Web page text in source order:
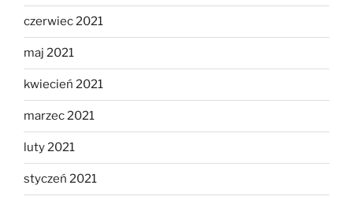
czerwiec 2021
maj 2021
kwiecień 2021
marzec 2021
luty 2021
styczeń 2021